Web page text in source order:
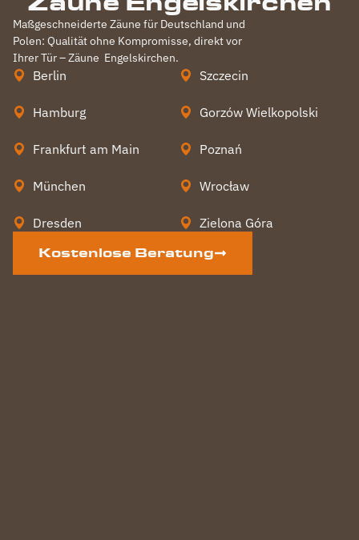
Maßgeschneiderte Zäune für Deutschland und
Polen: Qualität ohne Kompromisse, direkt vor
Ihrer Tür – Zäune Engelskirchen.
Berlin
Hamburg
Frankfurt am Main
München
Dresden
Szczecin
Gorzów Wielkopolski
Poznań
Wrocław
Zielona Góra
Kostenlose Beratung